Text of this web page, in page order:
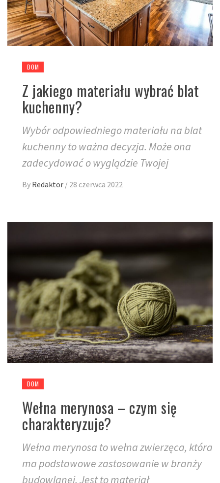
DOM
Z jakiego materiału wybrać blat
kuchenny?
Wybór odpowiedniego materiału na blat
kuchenny to ważna decyzja. Może ona
zadecydować o wyglądzie Twojej
By Redaktor / 28 czerwca 2022
DOM
Wełna merynosa – czym się
charakteryzuje?
Wełna merynosa to wełna zwierzęca, która
ma podstawowe zastosowanie w branży
budowlanej. Jest to materiał